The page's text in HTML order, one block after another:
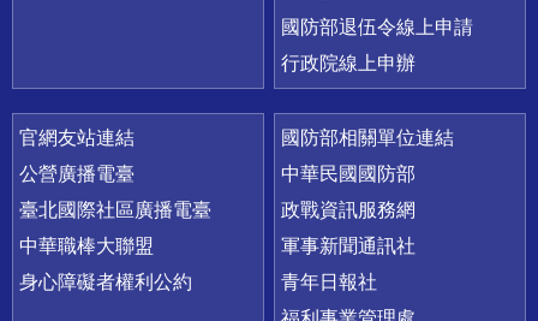
國防部退伍令線上申請
行政院線上申辦
官網友站連結
公營廣播電臺
臺北國際社區廣播電臺
中華職棒大聯盟
身心障礙者權利公約
國防部相關單位連結
中華民國國防部
政戰資訊服務網
軍事新聞通訊社
青年日報社